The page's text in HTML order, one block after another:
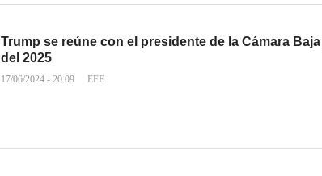
Trump se reúne con el presidente de la Cámara
del 2025
17/06/2024 - 20:09 EFE